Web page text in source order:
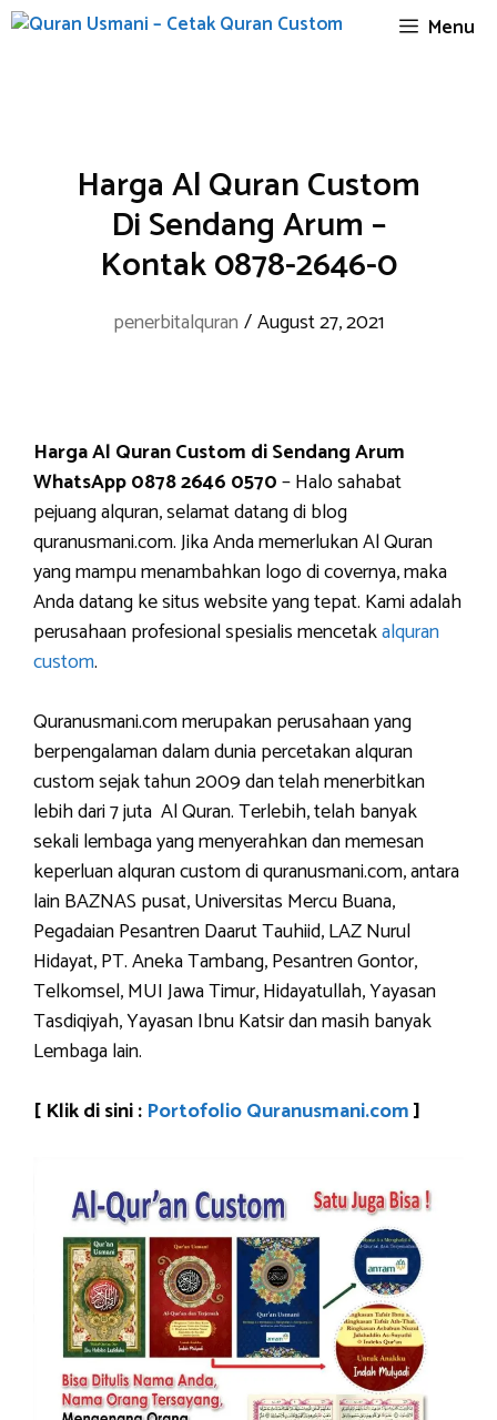
Skip
Menu
Harga Al Quran Custom
Di Sendang Arum –
Kontak 0878-2646-0
penerbitalquran /August 27, 2021
Harga Al Quran Custom di Sendang Arum
WhatsApp 0878 2646 0570– Halo sahabat
pejuang alquran, selamat datang di blog
quranusmani.com. Jika Anda memerlukan Al Quran
yang mampu menambahkan logo di covernya, maka
Anda datang ke situs website yang tepat. Kami adalah
perusahaan profesional spesialis mencetakalquran
custom.
Quranusmani.com merupakan perusahaan yang
berpengalaman dalam dunia percetakan alquran
custom sejak tahun 2009 dan telah menerbitkan
lebih dari 7 juta Al Quran. Terlebih, telah banyak
sekali lembaga yang menyerahkan dan memesan
keperluan alquran custom di quranusmani.com, antara
lain BAZNAS pusat, Universitas Mercu Buana,
Pegadaian Pesantren Daarut Tauhiid, LAZ Nurul
Hidayat, PT. Aneka Tambang, Pesantren Gontor,
Telkomsel, MUI Jawa Timur, Hidayatullah, Yayasan
Tasdiqiyah, Yayasan Ibnu Katsir dan masih banyak
Lembaga lain.
[ Klik di sini : Portofolio Quranusmani.com]